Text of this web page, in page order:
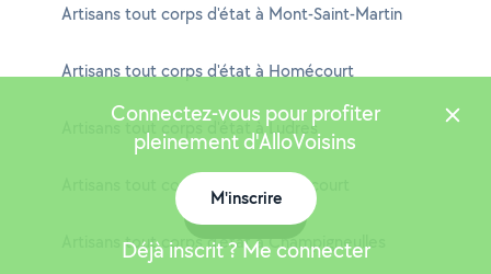
Artisans tout corps d'état à Mont-Saint-Martin
Artisans tout corps d'état à Homécourt
Artisans tout corps d'état à Ludres
Artisans tout corps d'état à Heillecourt
Artisans tout corps d'état à Champigneulles
Connectez-vous pour profiter
pleinement d'AlloVoisins
M'inscrire
Déjà inscrit ? Me connecter